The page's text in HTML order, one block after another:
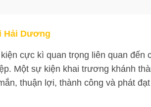
Hải Dương
cực kì quan trọng liên quan đến
Một sự kiện khai trương khánh
thuận lợi, thành công và phát